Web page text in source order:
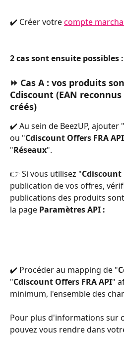
✔️ Créer votre compte
2 cas sont ensuite possibles :
⏩ Cas A : vos produits
Cdiscount (EAN
créés)
✔️ Au sein de BeezUP, ajouter "
ou "Cdiscount Offers FRA API
"Réseaux".
👉 Si vous utilisez "Cdiscount
publication de vos offres,
publications des produits
la page Paramètres API :
✔️ Procéder au mapping de "
"Cdiscount Offers FRA API"
minimum, l'ensemble des
Pour plus d'informations sur
pouvez vous rendre dans